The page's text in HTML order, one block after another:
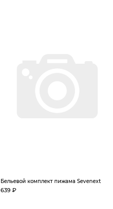
Бельевой комплект пижама Sevenext
639 ₽